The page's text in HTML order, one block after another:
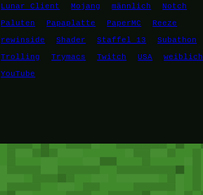
Lunar Client
Mojang männlich
Notch
Paluten
Papaplatte PaperMC
Reeze
rewinside
Shader Staffel 13
Subathon
Trolling
Trymacs Twitch USA
weiblich
YouTube